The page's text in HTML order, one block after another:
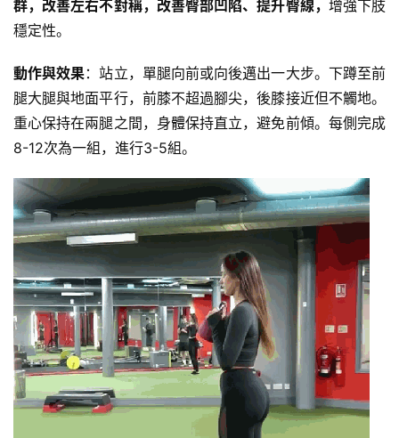
減
脂
計
劃
有
氧
運
動
群，改善左右不對稱，改善臀部凹陷、提升臀線， 增強下肢
穩定性。
動作與效果：站立，單腿向前或向後邁出一大步。下蹲至前
腿大腿與地面平行，前膝不超過腳尖，後膝接近但不觸地。
重心保持在兩腿之間，身體保持直立，避免前傾。每側完成
8-12次為一組，進行3-5組。